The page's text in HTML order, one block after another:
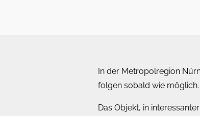
In der Metropolregion
folgen sobald wie möglich.
Das Objekt, in